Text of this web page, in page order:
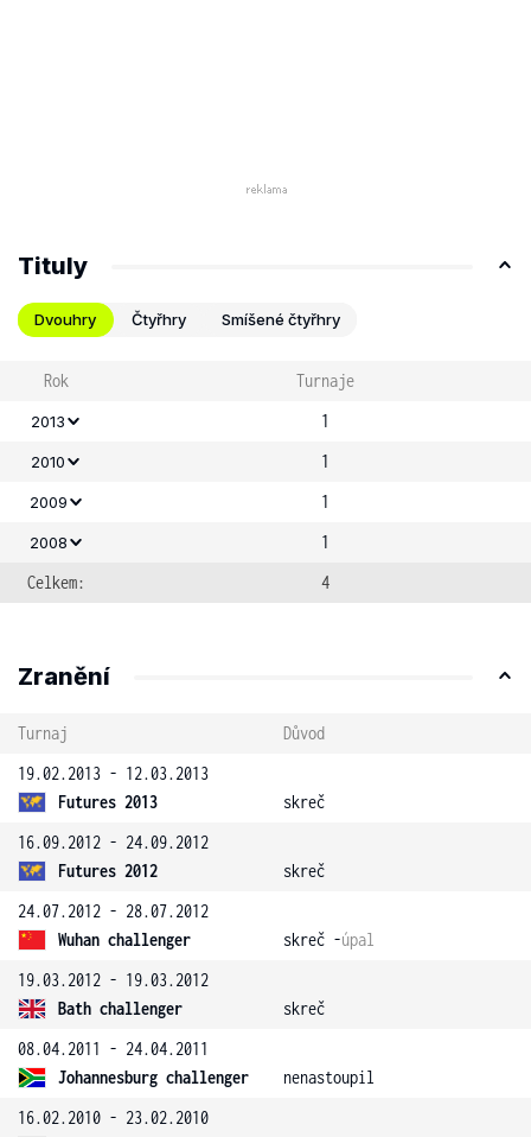
Tituly
Dvouhry Čtyřhry Smíšené čtyřhry
Rok Turnaje
2013 1
2010 1
2009 1
2008
1
Celkem:
4
Zranění
Turnaj
Důvod
19.02.2013 - 12.03.2013
Futures 2013
skreč
16.09.2012 - 24.09.2012
Futures 2012
skreč
24.07.2012 - 28.07.2012
Wuhan challenger
skreč -úpal
19.03.2012 - 19.03.2012
Bath challenger
skreč
08.04.2011 - 24.04.2011
Johannesburg challenger
nenastoupil
16.02.2010 - 23.02.2010